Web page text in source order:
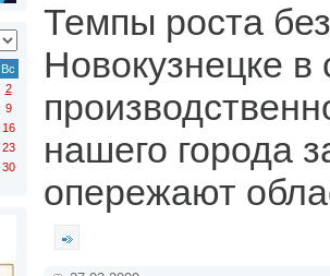
Вс
2
9
16
23
30
Темпы роста
Новокузнецке в
нашего города
опережают